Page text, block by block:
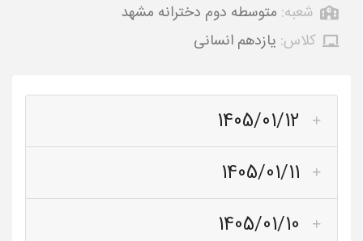
شعبه: متوسطه دوم دخترانه مشهد
کلاس: یازدهم انسانی
1405/01/12
1405/01/11
1405/01/10